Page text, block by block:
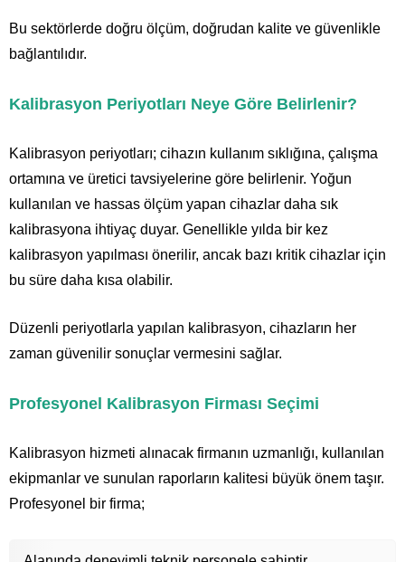
Bu sektörlerde doğru ölçüm, doğrudan kalite ve güvenlikle
bağlantılıdır.
Kalibrasyon Periyotları Neye Göre Belirlenir?
Kalibrasyon periyotları; cihazın kullanım sıklığına, çalışma
ortamına ve üretici tavsiyelerine göre belirlenir. Yoğun
kullanılan ve hassas ölçüm yapan cihazlar daha sık
kalibrasyona ihtiyaç duyar. Genellikle yılda bir kez
kalibrasyon yapılması önerilir, ancak bazı kritik cihazlar için
bu süre daha kısa olabilir.
Düzenli periyotlarla yapılan kalibrasyon, cihazların her
zaman güvenilir sonuçlar vermesini sağlar.
Profesyonel Kalibrasyon Firması Seçimi
Kalibrasyon hizmeti alınacak firmanın uzmanlığı, kullanılan
ekipmanlar ve sunulan raporların kalitesi büyük önem taşır.
Profesyonel bir firma;